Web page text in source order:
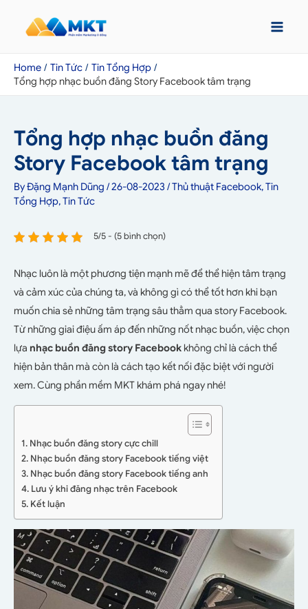
Home Tin Tức
Tin Tổng Hợp
Tổng hợp nhạc buồn đăng Story Facebook tâm trạng
Tổng hợp nhạc buồn đăng
Story Facebook tâm trạng
ByĐặng Mạnh Dũng /26-08-2023 /Thủ thuật Facebook,Tin
Tổng Hợp,Tin Tức
5/5 - (5 bình chọn)
Nhạc luôn là một phương tiện mạnh mẽ để thể hiện tâm trạng
và cảm xúc của chúng ta, và không gì có thể tốt hơn khi bạn
muốn chia sẻ những tâm trạng sâu thẳm qua story Facebook.
Từ những giai điệu ấm áp đến những nốt nhạc buồn, việc chọn
lựa nhạc buồn đăng story Facebook không chỉ là cách thể
hiện bản thân mà còn là cách tạo kết nối đặc biệt với người
xem. Cùng phần mềm MKT khám phá ngay nhé!
1. Nhạc buồn đăng story cực chill
2. Nhạc buồn đăng story Facebook tiếng việt
3. Nhạc buồn đăng story Facebook tiếng anh
4. Lưu ý khi đăng nhạc trên Facebook
5. Kết luận